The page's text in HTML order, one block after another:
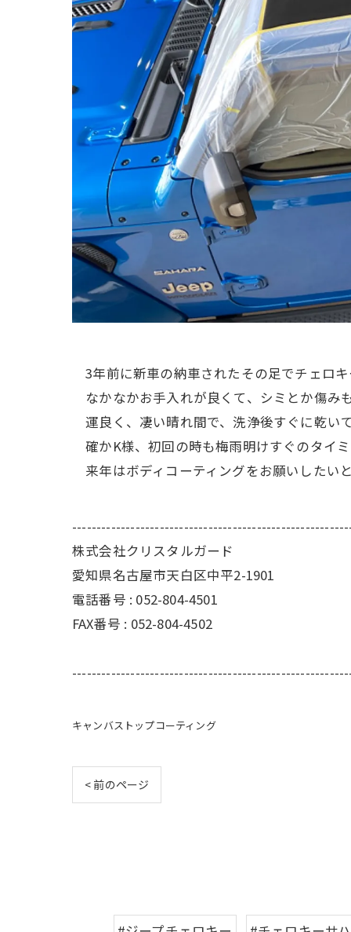
3年前に新車の納車されたその足でチェロ
なかなかお手入れが良くて、シミとか傷み
運良く、凄い晴れ間で、洗浄後すぐに乾い
確かK様、初回の時も梅雨明けすぐのタイ
来年はボディコーティングをお願いしたい
株式会社クリスタルガード
愛知県名古屋市天白区中平2-1901
電話番号 : 052-804-4501
FAX番号 : 052-804-4502
キャンバストップコーティング
< 前のページ